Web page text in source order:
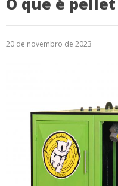
20 de novembro de 2023